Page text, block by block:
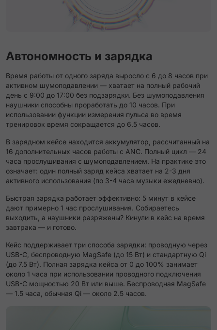
Автономность и зарядка
Время работы от одного заряда выросло с 6 до 8 часов при
активном шумоподавлении — хватает на полный рабочий
день с 9:00 до 17:00 без подзарядки. Без шумоподавления
наушники способны проработать до 10 часов. При
использовании функции измерения пульса во время
тренировок время сокращается до 6.5 часов.
В зарядном кейсе находится аккумулятор, рассчитанный на
16 дополнительных часов работы с ANC. Полный цикл — 24
часа прослушивания с шумоподавлением. На практике это
означает: один полный заряд кейса хватает на 2-3 дня
активного использования (по 3-4 часа музыки ежедневно).
Быстрая зарядка работает эффективно: 5 минут в кейсе
дают примерно 1 час прослушивания. Собираетесь
выходить, а наушники разряжены? Кинули в кейс на время
завтрака — и готово.
Кейс поддерживает три способа зарядки: проводную через
USB-C, беспроводную MagSafe (до 15 Вт) и стандартную Qi
(до 7.5 Вт). Полная зарядка кейса от 0 до 100% занимает
около 1 часа при использовании проводного подключения
USB-C мощностью 20 Вт или выше. Беспроводная MagSafe
— 1.5 часа, обычная Qi — около 2.5 часов.